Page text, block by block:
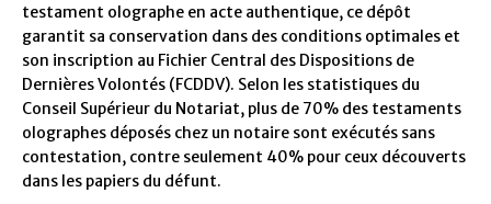
testament olographe en acte authentique, ce dépôt
garantit sa conservation dans des conditions optimales et
son inscription au Fichier Central des Dispositions de
Dernières Volontés (FCDDV). Selon les statistiques du
Conseil Supérieur du Notariat, plus de 70% des testaments
olographes déposés chez un notaire sont exécutés sans
contestation, contre seulement 40% pour ceux découverts
dans les papiers du défunt.